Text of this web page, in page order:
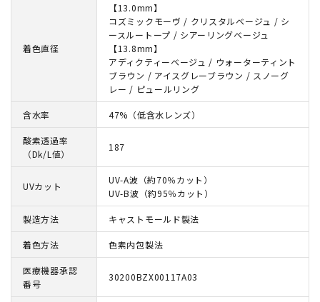
着色直径
【13.0mm】
コズミックモーヴ / クリスタルベージュ / シ
ースルートープ / シアーリングベージュ
【13.8mm】
アディクティーベージュ / ウォーターティント
ブラウン / アイスグレーブラウン / スノーグ
レー / ピュールリング
含水率 47%（低含水レンズ）
酸素透過率
（Dk/L値）
187
UVカット
UV-A波（約70％カット）
UV-B波（約95％カット）
製造方法 キャストモールド製法
着色方法 色素内包製法
医療機器承認
番号
30200BZX00117A03